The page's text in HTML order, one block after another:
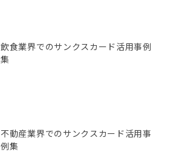
飲食業界でのサンクスカード活用事例
集
不動産業界でのサンクスカード活用事
例集